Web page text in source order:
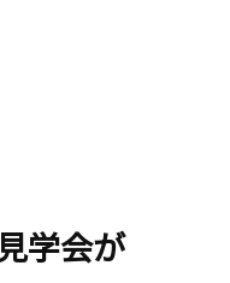
学会が